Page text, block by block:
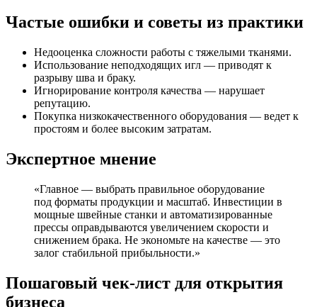
Частые ошибки и советы из практики
Недооценка сложности работы с тяжелыми тканями.
Использование неподходящих игл — приводят к
разрыву шва и браку.
Игнорирование контроля качества — нарушает
репутацию.
Покупка низкокачественного оборудования — ведет к
простоям и более высоким затратам.
Экспертное мнение
«Главное — выбрать правильное оборудование
под форматы продукции и масштаб. Инвестиции в
мощные швейные станки и автоматизированные
прессы оправдываются увеличением скорости и
снижением брака. Не экономьте на качестве — это
залог стабильной прибыльности.»
Пошаговый чек-лист для открытия
бизнеса